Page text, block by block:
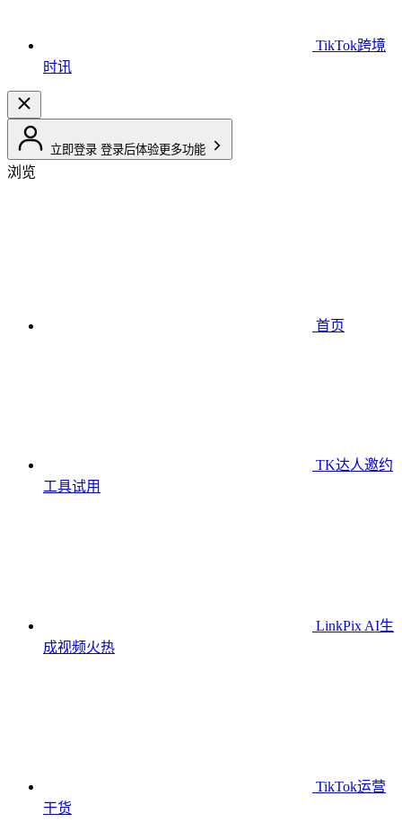
TikTok跨境
时讯
立即登录 登录后体验更多功能
浏览
首页
TK达人邀约
工具试用
LinkPix AI生
成视频火热
TikTok运营
干货